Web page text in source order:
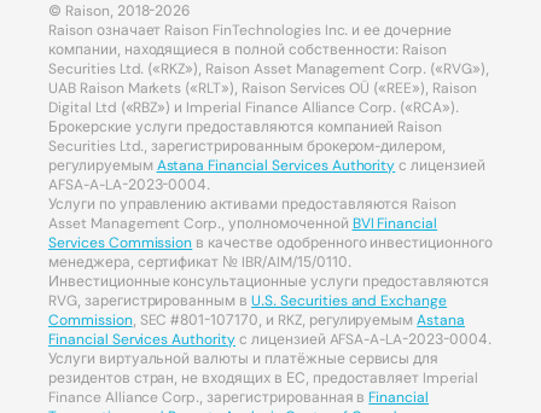
© Raison, 2018-2026
Raison означает Raison FinTechnologies Inc. и ее дочерние
компании, находящиеся в полной собственности: Raison
Securities Ltd. («RKZ»), Raison Asset Management Corp. («RVG»),
UAB Raison Markets («RLT»), Raison Services OÜ («REE»), Raison
Digital Ltd («RBZ») и Imperial Finance Alliance Corp. («RCA»).
Брокерские услуги предоставляются компанией Raison
Securities Ltd., зарегистрированным брокером-дилером,
регулируемым Astana Financial Services Authority с лицензией
AFSA-A-LA-2023-0004.
Услуги по управлению активами предоставляются Raison
Asset Management Corp., уполномоченной BVI Financial
Services Commission в качестве одобренного инвестиционного
менеджера, сертификат № IBR/AIM/15/0110.
Инвестиционные консультационные услуги предоставляются
RVG, зарегистрированным вU.S. Securities and Exchange
Commission, SEC #801-107170, и RKZ, регулируемымAstana
Financial Services Authority с лицензией AFSA-A-LA-2023-0004.
Услуги виртуальной валюты и платёжные сервисы для
резидентов стран, не входящих в ЕС, предоставляет Imperial
Finance Alliance Corp., зарегистрированная вFinancial